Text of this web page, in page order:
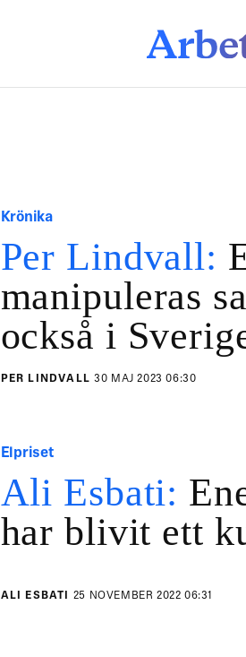
Krönika
Per Lindvall:
manipuleras
också i
PER LINDVALL30 MAJ 2023 06:30
Elpriset
Ali Esbati:
har blivit ett
ALI ESBATI 25 NOVEMBER 2022 06:31